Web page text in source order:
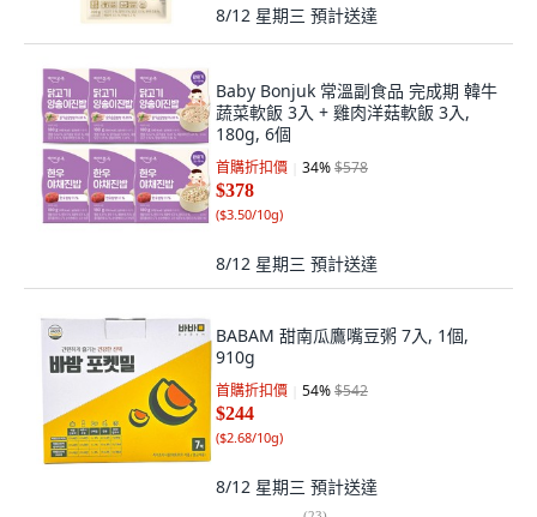
8/12 星期三 預計送達
Baby Bonjuk 常溫副食品 完成期 韓牛
蔬菜軟飯 3入 + 雞肉洋菇軟飯 3入,
180g, 6個
首購折扣價 34%$578
$378
($3.50/10g)
8/12 星期三 預計送達
BABAM 甜南瓜鷹嘴豆粥 7入, 1個,
910g
首購折扣價 54%$542
$244
($2.68/10g)
8/12 星期三 預計送達